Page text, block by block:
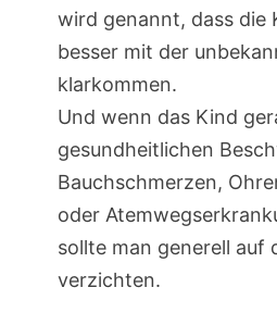
wird genannt, dass die
besser mit der
klarkommen.
Und wenn das Kind
gesundheitlichen
Bauchschmerzen,
oder
sollte man generell auf
verzichten.